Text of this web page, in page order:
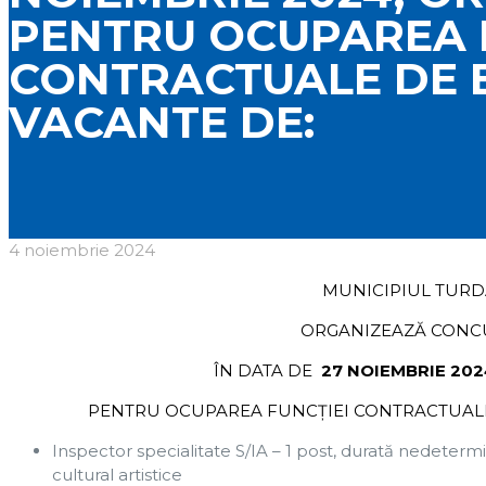
PENTRU OCUPAREA
CONTRACTUALE DE
VACANTE DE:
4 noiembrie 2024
MUNICIPIUL
ORGANIZEAZĂ
ÎN DATA DE 27 NOIEMBRIE
PENTRU OCUPAREA FUNCȚIEI
Inspector specialitate S/IA – 1 post, durată
cultural artistice